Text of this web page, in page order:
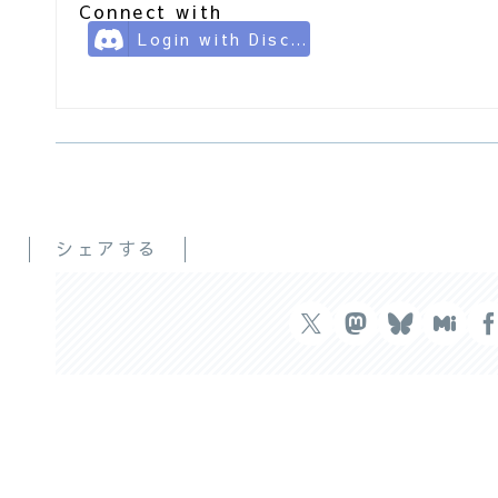
Connect with
Login with Discord
シェアする